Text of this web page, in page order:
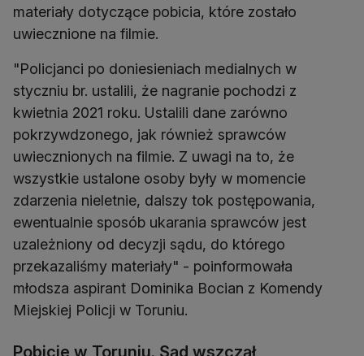
materiały dotyczące pobicia, które zostało
uwiecznione na filmie.
"Policjanci po doniesieniach medialnych w
styczniu br. ustalili, że nagranie pochodzi z
kwietnia 2021 roku. Ustalili dane zarówno
pokrzywdzonego, jak również sprawców
uwiecznionych na filmie. Z uwagi na to, że
wszystkie ustalone osoby były w momencie
zdarzenia nieletnie, dalszy tok postępowania,
ewentualnie sposób ukarania sprawców jest
uzależniony od decyzji sądu, do którego
przekazaliśmy materiały" - poinformowała
młodsza aspirant Dominika Bocian z Komendy
Miejskiej Policji w Toruniu.
Pobicie w Toruniu. Sąd wszczął